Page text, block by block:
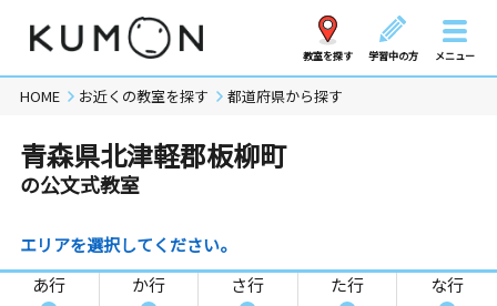
教室を探す 学習中の方 メニュー
HOME お近くの教室を探す 都道府県から探す
青森県北津軽郡板柳町
の公文式教室
エリアを選択してください。
あ行
か行 さ行 た行 な行